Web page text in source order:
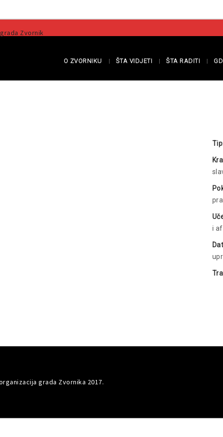
O ZVORNIKU ŠTA VIDJETI ŠTA RADITI
Tip
i
grada Zvornika 2017.